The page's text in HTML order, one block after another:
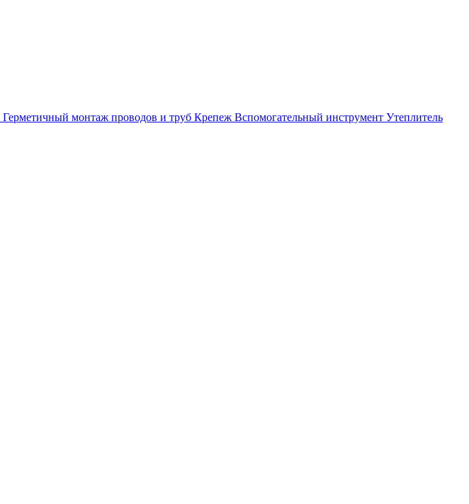
Герметичный монтаж проводов и труб Крепеж Вспомогательный инструмент Утеплитель